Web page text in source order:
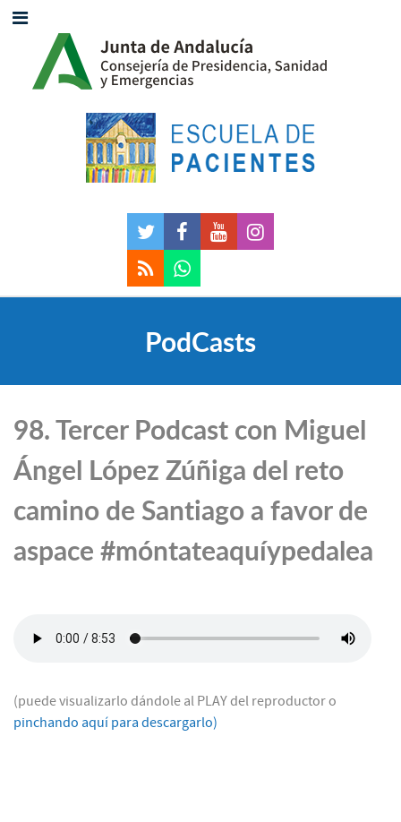
PodCasts
98. Tercer Podcast con Miguel
Ángel López Zúñiga del reto
camino de Santiago a favor de
aspace #móntateaquíypedalea
(puede visualizarlo dándole al PLAY del reproductor o
pinchando aquí para descargarlo)